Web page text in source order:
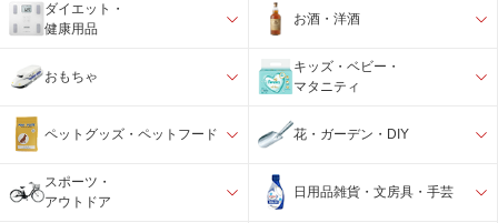
ダイエット・
健康用品
お酒・洋酒
おもちゃ
キッズ・ベビー・
マタニティ
ペットグッズ・ペットフード 花・ガーデン・DIY
スポーツ・
アウトドア
日用品雑貨・文房具・手芸